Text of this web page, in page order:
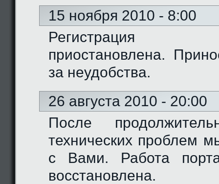
15 ноября 2010 - 8:00
Регистрация
приостановлена.
за неудобства.
26 августа 2010 - 20:00
После
технических проблем
с Вами. Работа
восстановлена.